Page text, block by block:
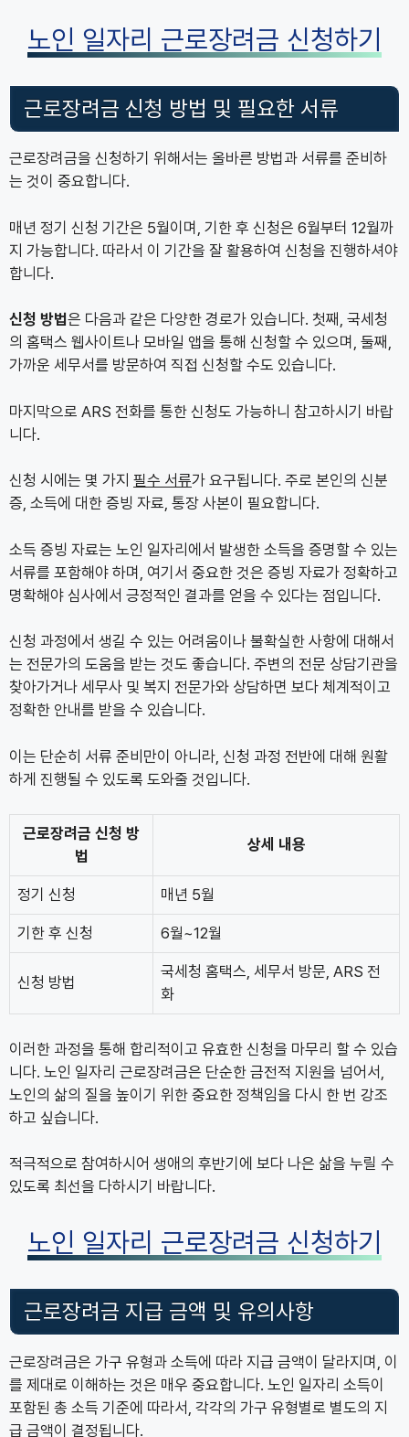
노인 일자리 근로장려금 신청하기
근로장려금 신청 방법 및 필요한 서류
근로장려금을 신청하기 위해서는 올바른 방법과 서류를 준비하
는 것이 중요합니다.
매년 정기 신청 기간은 5월이며, 기한 후 신청은 6월부터 12월까
지 가능합니다. 따라서 이 기간을 잘 활용하여 신청을 진행하셔야
합니다.
신청 방법 은 다음과 같은 다양한 경로가 있습니다. 첫째, 국세청
의 홈택스 웹사이트나 모바일 앱을 통해 신청할 수 있으며, 둘째,
가까운 세무서를 방문하여 직접 신청할 수도 있습니다.
마지막으로 ARS 전화를 통한 신청도 가능하니 참고하시기 바랍
니다.
신청 시에는 몇 가지 필수 서류가 요구됩니다. 주로 본인의 신분
증, 소득에 대한 증빙 자료, 통장 사본이 필요합니다.
소득 증빙 자료는 노인 일자리에서 발생한 소득을 증명할 수 있는
서류를 포함해야 하며, 여기서 중요한 것은 증빙 자료가 정확하고
명확해야 심사에서 긍정적인 결과를 얻을 수 있다는 점입니다.
신청 과정에서 생길 수 있는 어려움이나 불확실한 사항에 대해서
는 전문가의 도움을 받는 것도 좋습니다. 주변의 전문 상담기관을
찾아가거나 세무사 및 복지 전문가와 상담하면 보다 체계적이고
정확한 안내를 받을 수 있습니다.
이는 단순히 서류 준비만이 아니라, 신청 과정 전반에 대해 원활
하게 진행될 수 있도록 도와줄 것입니다.
근로장려금 신청 방
법
상세 내용
정기 신청 매년 5월
기한 후 신청 6월~12월
신청 방법
국세청 홈택스, 세무서 방문, ARS 전
화
이러한 과정을 통해 합리적이고 유효한 신청을 마무리 할 수 있습
니다. 노인 일자리 근로장려금은 단순한 금전적 지원을 넘어서,
노인의 삶의 질을 높이기 위한 중요한 정책임을 다시 한 번 강조
하고 싶습니다.
적극적으로 참여하시어 생애의 후반기에 보다 나은 삶을 누릴 수
있도록 최선을 다하시기 바랍니다.
노인 일자리 근로장려금 신청하기
근로장려금 지급 금액 및 유의사항
근로장려금은 가구 유형과 소득에 따라 지급 금액이 달라지며, 이
를 제대로 이해하는 것은 매우 중요합니다. 노인 일자리 소득이
포함된 총 소득 기준에 따라서, 각각의 가구 유형별로 별도의 지
급 금액이 결정됩니다.